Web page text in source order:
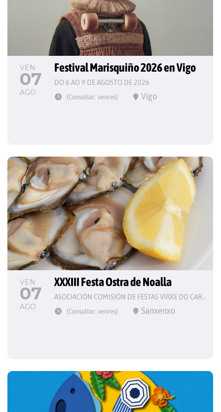
VEN
07
AGO
Festival Marisquiño 2026 en Vigo
DO 6 AO 9 DE AGOSTO DE 2026
(Consultar: venres) Vigo
VEN
07
AGO
XXXIII Festa Ostra de Noalla
ASOCIACIÓN COMISIÓN DE FESTAS VIRXE DO CARME
(Consultar: venres) Sanxenxo